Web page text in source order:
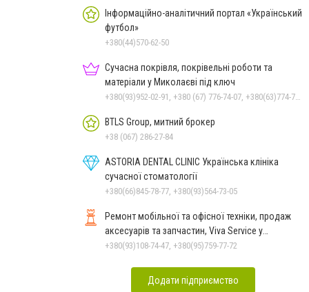
Інформаційно-аналітичний портал «Український
футбол»
+380(44)570-62-50
Сучасна покрівля, покрівельні роботи та
матеріали у Миколаєві під ключ
BTLS Group, митний брокер
+38 (067) 286-27-84
ASTORIA DENTAL CLINIC Українська клініка
сучасної стоматології
+380(66)845-78-77, +380(93)564-73-05
Ремонт мобільної та офісної техніки, продаж
аксесуарів та запчастин, Viva Service у
Миколаєві
+380(93)108-74-47, +380(95)759-77-72
Додати підприємство